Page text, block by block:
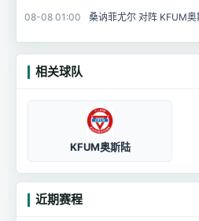
08-08 01:00 桑讷菲尤尔 对阵 KFUM奥
相关球队
KFUM奥斯陆
近期赛程